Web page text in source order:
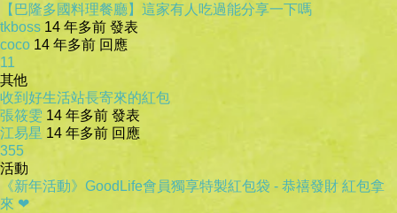
【巴隆多國料理餐廳】這家有人吃過能分享一下嗎
tkboss 14 年多前 發表
coco 14 年多前 回應
11
其他
收到好生活站長寄來的紅包
張筱雯 14 年多前 發表
江易星 14 年多前 回應
355
活動
《新年活動》GoodLife會員獨享特製紅包袋 - 恭禧發財 紅包拿
來 ❤